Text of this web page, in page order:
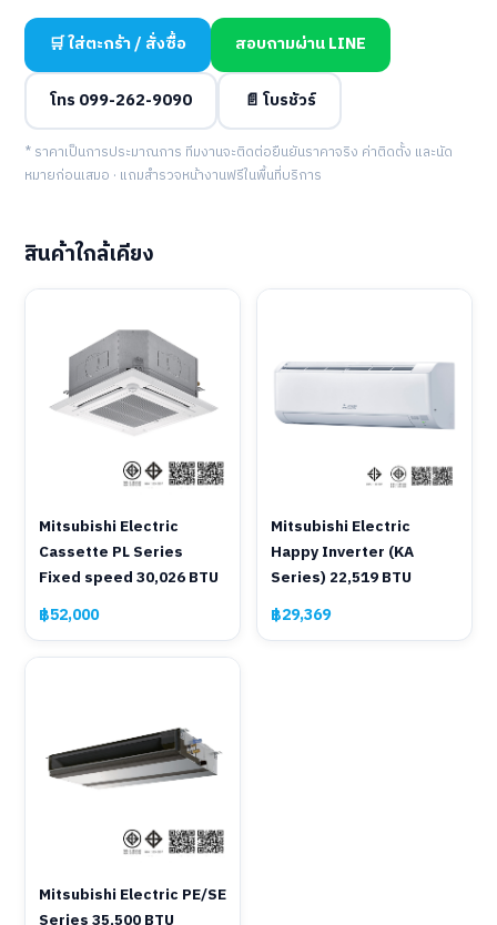
🛒 ใส่ตะกร้า / สั่งซื้อ สอบถามผ่าน LINE
โทร 099-262-9090 📄 โบรชัวร์
* ราคาเป็นการประมาณการ ทีมงานจะติดต่อยืนยันราคาจริง ค่าติดตั้ง และนัด
หมายก่อนเสมอ · แถมสำรวจหน้างานฟรีในพื้นที่บริการ
สินค้าใกล้เคียง
Mitsubishi Electric
Cassette PL Series
Fixed speed 30,026 BTU
฿52,000
Mitsubishi Electric
Happy Inverter (KA
Series) 22,519 BTU
฿29,369
Mitsubishi Electric PE/SE